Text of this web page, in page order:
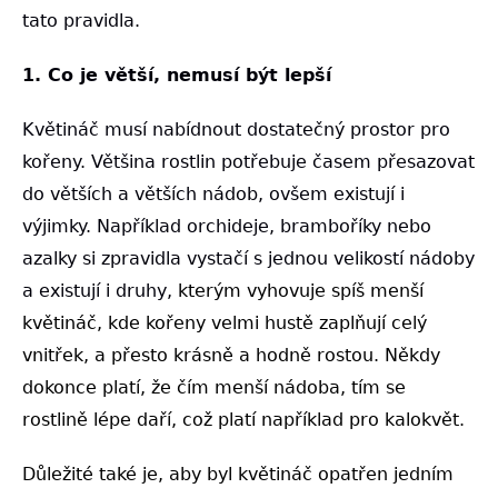
tato pravidla.
1. Co je větší, nemusí být lepší
Květináč musí nabídnout dostatečný prostor pro
kořeny. Většina rostlin potřebuje časem přesazovat
do větších a větších nádob, ovšem existují i
výjimky. Například orchideje, bramboříky nebo
azalky si zpravidla vystačí s jednou velikostí nádoby
a existují i druhy, kterým vyhovuje spíš menší
květináč, kde kořeny velmi hustě zaplňují celý
vnitřek, a přesto krásně a hodně rostou. Někdy
dokonce platí, že čím menší nádoba, tím se
rostlině lépe daří, což platí například pro kalokvět.
Důležité také je, aby byl květináč opatřen jedním